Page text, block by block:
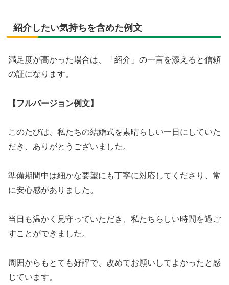
紹介したい気持ちを含めた例文
満足度が高かった場合は、「紹介」の一言を添えると信頼
の証になります。
【フルバージョン例文】
このたびは、私たちの結婚式を素晴らしい一日にしていた
だき、ありがとうございました。
準備期間中は細かな要望にも丁寧に対応してくださり、常
に安心感がありました。
当日も温かく見守っていただき、私たちらしい時間を過ご
すことができました。
周囲からもとても好評で、改めてお願いしてよかったと感
じています。